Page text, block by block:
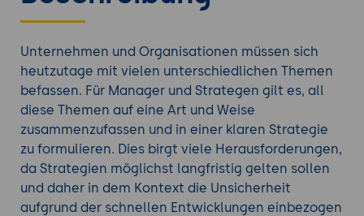
Unternehmen und Organisationen müssen sich
heutzutage mit vielen unterschiedlichen Themen
befassen. Für Manager und Strategen gilt es, all
diese Themen auf eine Art und Weise
zusammenzufassen und in einer klaren Strategie
zu formulieren. Dies birgt viele Herausforderungen,
da Strategien möglichst langfristig gelten sollen
und daher in dem Kontext die Unsicherheit
aufgrund der schnellen Entwicklungen einbezogen